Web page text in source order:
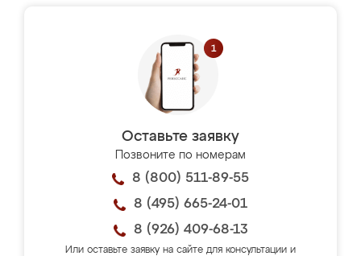
Оставьте заявку
Позвоните по номерам
8 (800) 511-89-55
8 (495) 665-24-01
8 (926) 409-68-13
Или оставьте заявку на сайте для консультации и